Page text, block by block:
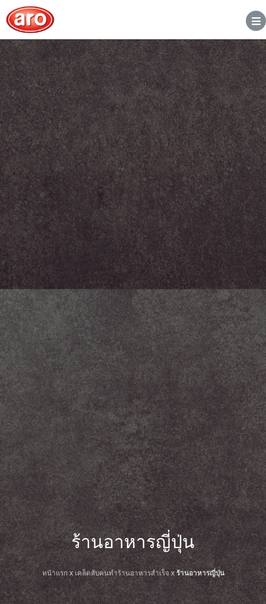
ร้านอาหารญี่ปุ่น
หน้าแรกx เคล็ดลับคนทำร้านอาหารสำเร็จx ร้านอาหารญี่ปุ่น